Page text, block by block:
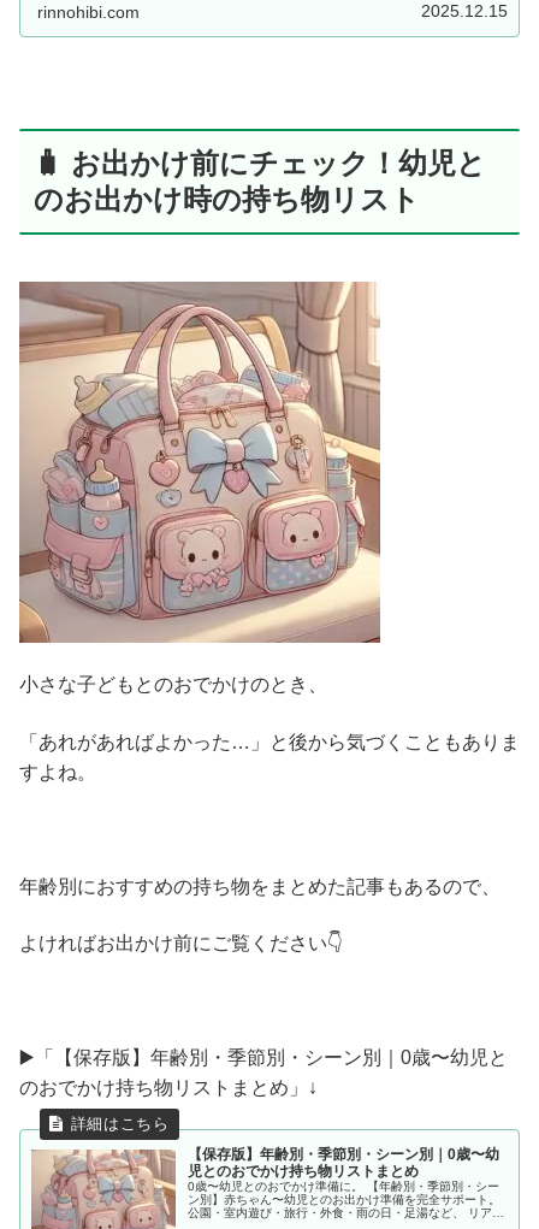
rinnohibi.com 2025.12.15
🧳 お出かけ前にチェック！幼児と
のお出かけ時の持ち物リスト
小さな子どもとのおでかけのとき、
「あれがあればよかった…」と後から気づくこともありま
すよね。
年齢別におすすめの持ち物をまとめた記事もあるので、
よければお出かけ前にご覧ください👇
▶️「【保存版】年齢別・季節別・シーン別｜0歳〜幼児と
のおでかけ持ち物リストまとめ」↓
【保存版】年齢別・季節別・シーン別｜0歳〜幼
児とのおでかけ持ち物リストまとめ
0歳〜幼児とのおでかけ準備に。 【年齢別・季節別・シー
ン別】赤ちゃん〜幼児とのお出かけ準備を完全サポート。
公園・室内遊び・旅行・外食・雨の日・足湯など、 リアル